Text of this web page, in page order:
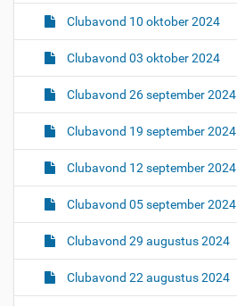
Clubavond 10 oktober 2024
Clubavond 03 oktober 2024
Clubavond 26 september 2024
Clubavond 19 september 2024
Clubavond 12 september 2024
Clubavond 05 september 2024
Clubavond 29 augustus 2024
Clubavond 22 augustus 2024